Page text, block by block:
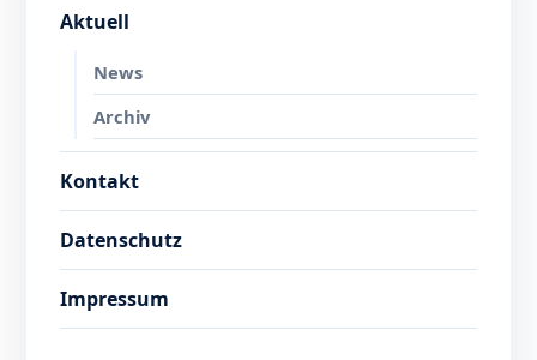
Aktuell
News
Archiv
Kontakt
Datenschutz
Impressum